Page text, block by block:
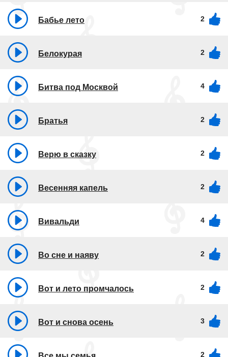
Бабье лето 2
Белокурая 2
Битва под Москвой 4
Братья 2
Верю в сказку 2
Весенняя капель 2
Вивальди 4
Во сне и наяву 2
Вот и лето промчалось 2
Вот и снова осень 3
2